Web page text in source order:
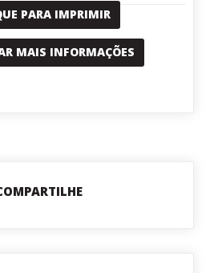
PARA IMPRIMIR
MAIS INFORMAÇÕES